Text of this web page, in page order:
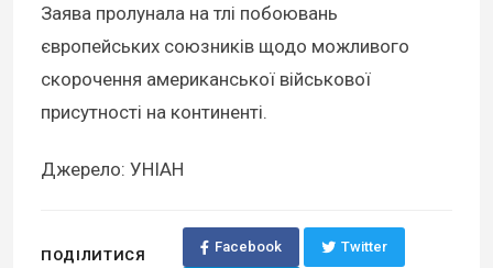
Заява пролунала на тлі побоювань
європейських союзників щодо можливого
скорочення американської військової
присутності на континенті.
Джерело: УНІАН
ПОДІЛИТИСЯ
Facebook Twitter